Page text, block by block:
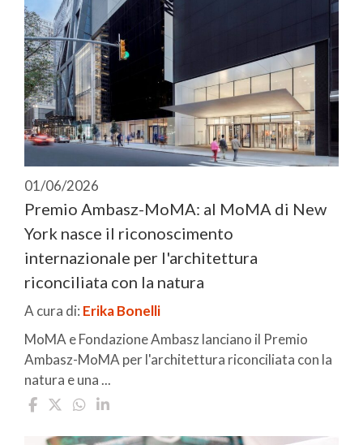
01/06/2026
Premio Ambasz-MoMA: al MoMA di New
York nasce il riconoscimento
internazionale per l'architettura
riconciliata con la natura
A cura di: Erika Bonelli
MoMA e Fondazione Ambasz lanciano il Premio
Ambasz-MoMA per l'architettura riconciliata con la
natura e una ...